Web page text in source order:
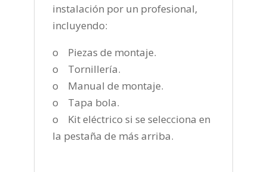
instalación por un profesional,
incluyendo:
o Piezas de montaje.
o Tornillería.
o Manual de montaje.
o Tapa bola.
o Kit eléctrico si se selecciona en
la pestaña de más arriba.